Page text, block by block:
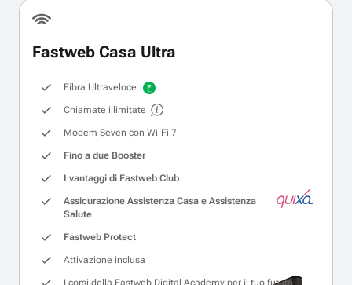
Fastweb Casa Ultra
Fibra Ultraveloce
Chiamate illimitate
Modem Seven con Wi‑Fi 7
Fino a due Booster
I vantaggi di Fastweb Club
Assicurazione Assistenza Casa e Assistenza
Salute
Fastweb Protect
Attivazione inclusa
I corsi della Fastweb Digital Academy per il tuo futuro